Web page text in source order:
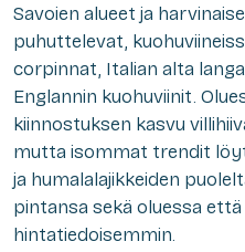
Savoien alueet ja
puhuttelevat,
corpinnat, Italian alta
Englannin kuohuviinit.
kiinnostuksen kasvu
mutta isommat trendit
ja humalalajikkeiden
pintansa sekä oluessa
hintatiedoisemmin.